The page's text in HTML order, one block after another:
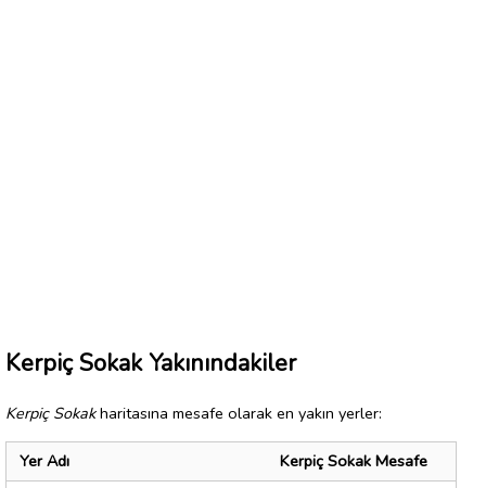
Kerpiç Sokak Yakınındakiler
Kerpiç Sokakharitasına mesafe olarak en yakın yerler:
Yer Adı
Kerpiç Sokak Mesafe